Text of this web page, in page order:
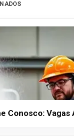
Conosco: Vagas